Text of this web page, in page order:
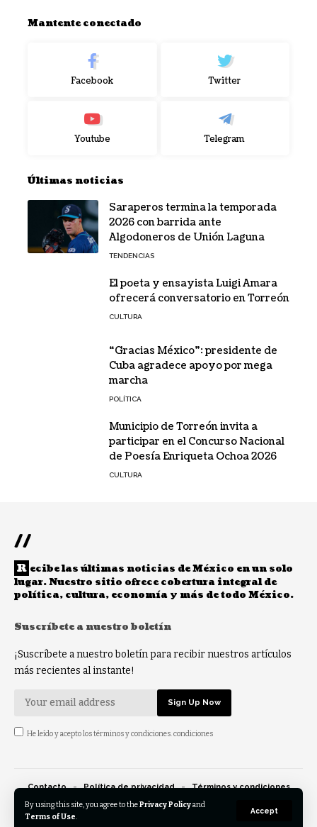
By using this site, you agree to thePrivacy Policyand
Terms of Use.
Accept
Mantente conectado
Facebook Twitter
Youtube Telegram
Últimas noticias
Saraperos termina la temporada
2026 con barrida ante
Algodoneros de Unión Laguna
TENDENCIAS
El poeta y ensayista Luigi Amara
ofrecerá conversatorio en Torreón
CULTURA
“Gracias México”: presidente de
Cuba agradece apoyo por mega
marcha
POLÍTICA
Municipio de Torreón invita a
participar en el Concurso Nacional
de Poesía Enriqueta Ochoa 2026
CULTURA
//
R ecibe las últimas noticias de México en un solo
lugar. Nuestro sitio ofrece cobertura integral de
política, cultura, economía y más de todo México.
Suscríbete a nuestro boletín
¡Suscríbete a nuestro boletín para recibir nuestros artículos
más recientes al instante!
He leído y acepto los términos y condiciones. condiciones
Contacto Política de privacidad
Términos y condiciones
Opt-out preferences